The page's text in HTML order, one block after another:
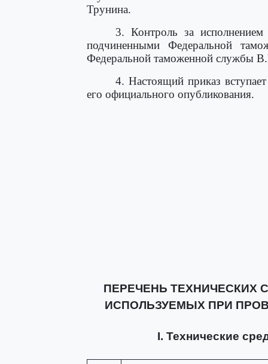
Трунина.
3. Контроль за
подчиненными Федеральной
Федеральной таможенной службы
4. Настоящий приказ
его официального опубликования.
ПЕРЕЧЕНЬ ТЕХНИЧЕСКИХ
ИСПОЛЬЗУЕМЫХ ПРИ
I. Технические